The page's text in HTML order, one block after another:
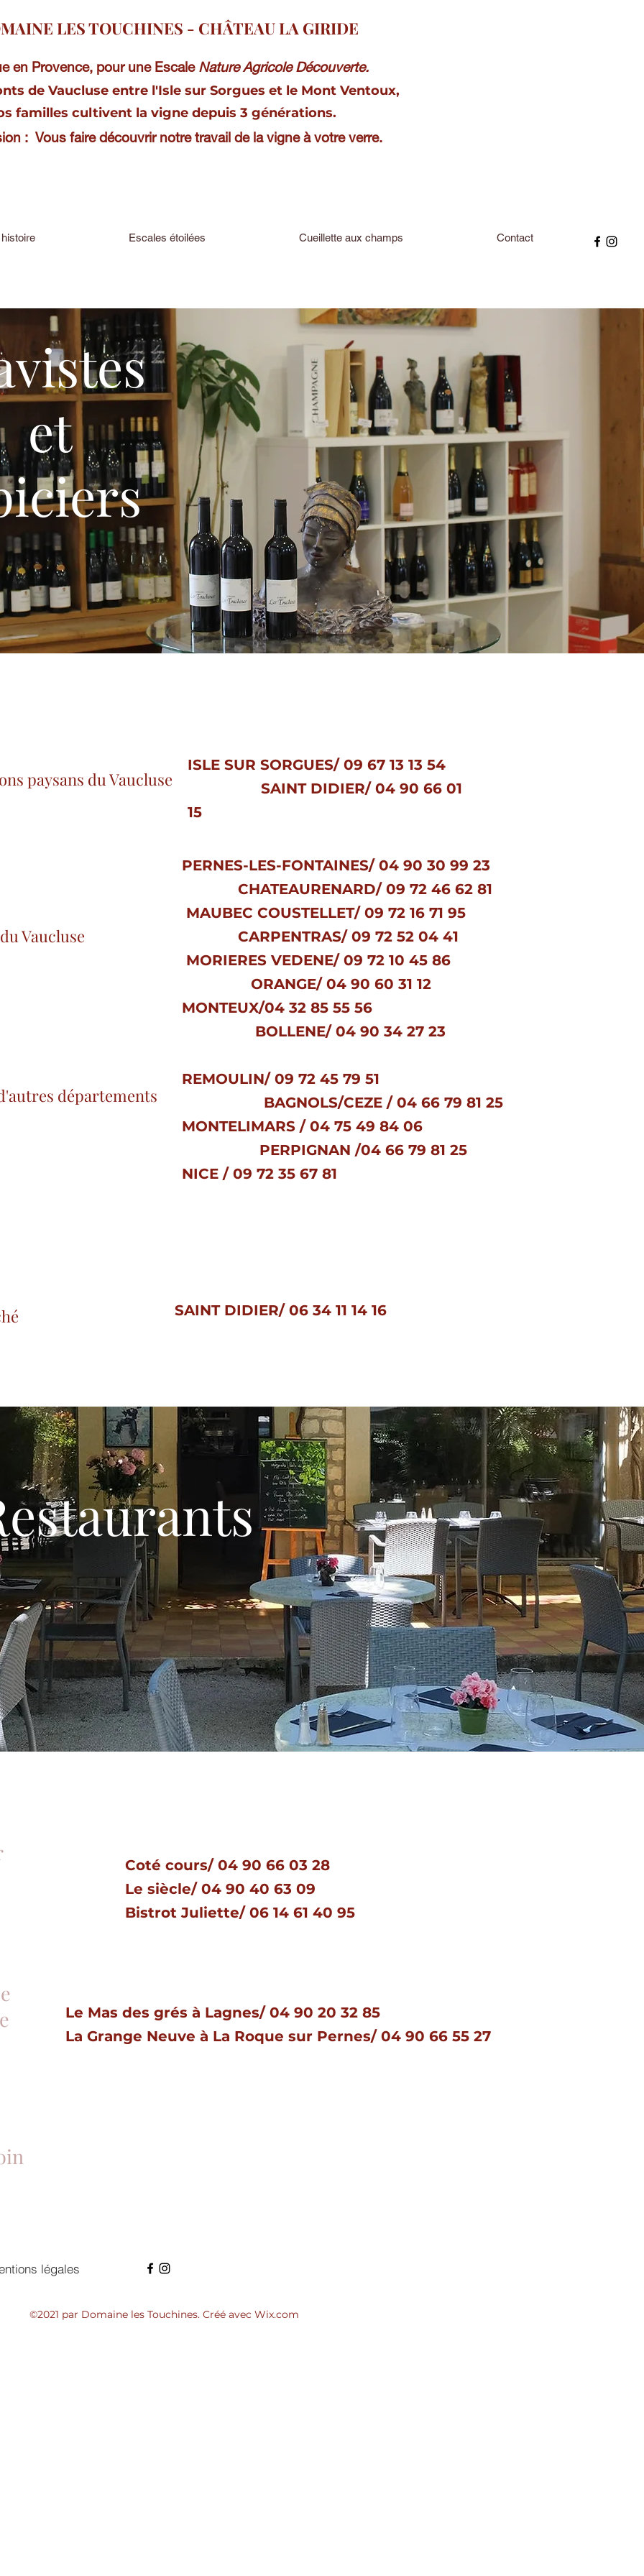
LES TOUCHINES - CHÂTEAU LA GIRIDE
en Provence, pour une Escale Nature Agricole Découverte.
de Vaucluse entre l'Isle sur Sorgues et le Mont Ventoux,
familles cultivent la vigne depuis 3 générations.
: Vous faire découvrir notre travail de la vigne à votre verre.
Escales étoilées Cueillette aux champs Contact
et
paysans du Vaucluse
ISLE SUR SORGUES/ 09 67 13 13 54
SAINT DIDIER/ 04 90 66 01
15
Vaucluse
départements
PERNES-LES-FONTAINES/ 04 90 30 99 23
CHATEAURENARD/ 09 72 46 62 81
MAUBEC COUSTELLET/ 09 72 16 71 95
CARPENTRAS/ 09 72 52 04 41
MORIERES VEDENE/ 09 72 10 45 86
ORANGE/ 04 90 60 31 12
MONTEUX/04 32 85 55 56
BOLLENE/ 04 90 34 27 23
REMOULIN/ 09 72 45 79 51
BAGNOLS/CEZE / 04 66 79 81 25
MONTELIMARS / 04 75 49 84 06
PERPIGNAN /04 66 79 81 25
NICE / 09 72 35 67 81
SAINT DIDIER/ 06 34 11 14 16
Coté cours/ 04 90 66 03 28
Le siècle/ 04 90 40 63 09
Bistrot Juliette/ 06 14 61 40 95
Le Mas des grés à Lagnes/ 04 90 20 32 85
La Grange Neuve à La Roque sur Pernes/ 04 90 66 55 27
légales
©2021 par Domaine les Touchines. Créé avec Wix.com